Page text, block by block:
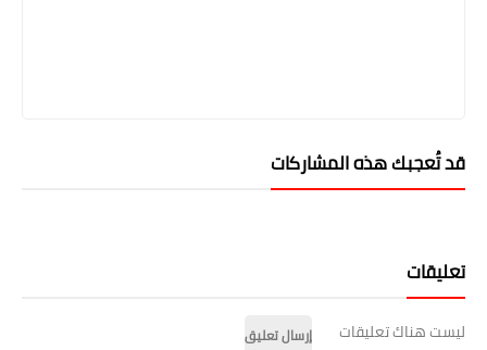
قد تُعجبك هذه المشاركات
تعليقات
ليست هناك تعليقات
إرسال تعليق